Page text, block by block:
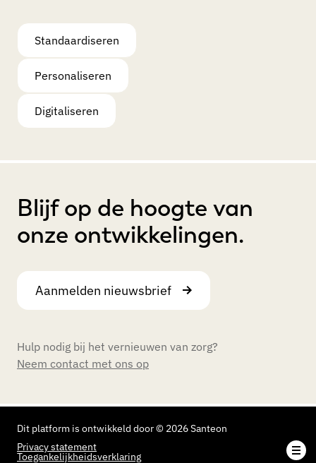
Standaardiseren
Personaliseren
Digitaliseren
Blijf op de hoogte van
onze ontwikkelingen.
Aanmelden nieuwsbrief
Hulp nodig bij het vernieuwen van zorg?
Neem contact met ons op
Dit platform is ontwikkeld door © 2026 Santeon
Privacy statement
Toegankelijkheids­verklaring